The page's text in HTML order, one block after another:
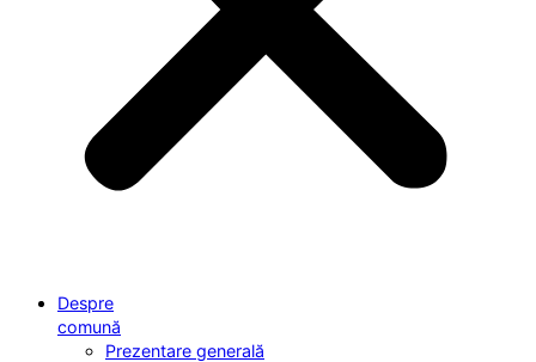
Despre
comună
Prezentare generală